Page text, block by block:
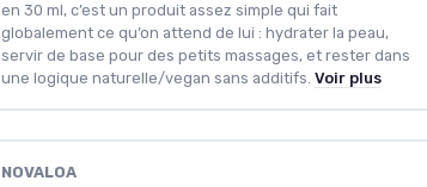
en 30 ml, c’est un produit assez simple qui fait
globalement ce qu’on attend de lui : hydrater la peau,
servir de base pour des petits massages, et rester dans
une logique naturelle/vegan sans additifs. Voir plus
NOVALOA